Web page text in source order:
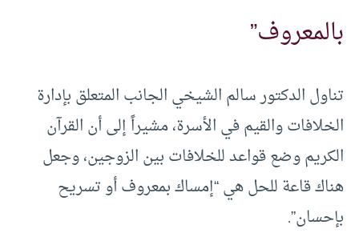
بالمعروف”
تناول الدكتور سالم الشيخي الجانب المتعلق بإدارة
الخلافات والقيم في الأسرة، مشيراً إلى أن القرآن
الكريم وضع قواعد للخلافات بين الزوجين، وجعل
هناك قاعة للحل هي “إمساك بمعروف أو تسريح
بإحسان”.